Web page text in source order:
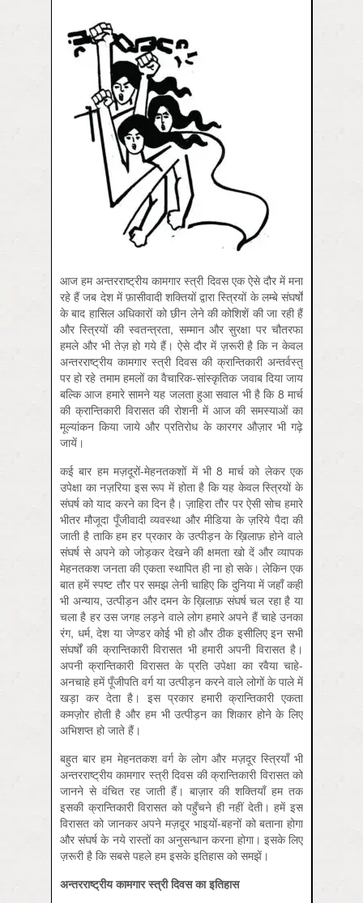
आज हम अन्तरराष्ट्रीय कामगार स्त्री दिवस एक ऐसे दौर में मना
रहे हैं जब देश में फ़ासीवादी शक्तियों द्वारा स्त्रियों के लम्बे संघर्षों
के बाद हासिल अधिकारों को छीन लेने की कोशिशें की जा रही हैं
और स्त्रियों की स्वतन्त्रता, सम्मान और सुरक्षा पर चौतरफा
हमले और भी तेज़ हो गये हैं। ऐसे दौर में ज़रूरी है कि न केवल
अन्तरराष्ट्रीय कामगार स्त्री दिवस की क्रान्तिकारी अन्तर्वस्तु
पर हो रहे तमाम हमलों का वैचारिक-सांस्कृतिक जवाब दिया जाय
बल्कि आज हमारे सामने यह जलता हुआ सवाल भी है कि 8 मार्च
की क्रान्तिकारी विरासत की रोशनी में आज की समस्याओं का
मूल्यांकन किया जाये और प्रतिरोध के कारगर औज़ार भी गढ़े
जायें।
कई बार हम मज़दूरों-मेहनतकशों में भी 8 मार्च को लेकर एक
उपेक्षा का नज़रिया इस रूप में होता है कि यह केवल स्त्रियों के
संघर्ष को याद करने का दिन है। ज़ाहिरा तौर पर ऐसी सोच हमारे
भीतर मौजूदा पूँजीवादी व्यवस्था और मीडिया के ज़रिये पैदा की
जाती है ताकि हम हर प्रकार के उत्पीड़न के ख़िलाफ़ होने वाले
संघर्ष से अपने को जोड़कर देखने की क्षमता खो दें और व्यापक
मेहनतकश जनता की एकता स्थापित ही ना हो सके। लेकिन एक
बात हमें स्पष्ट तौर पर समझ लेनी चाहिए कि दुनिया में जहाँ कहीं
भी अन्याय, उत्पीड़न और दमन के ख़िलाफ़ संघर्ष चल रहा है या
चला है हर उस जगह लड़ने वाले लोग हमारे अपने हैं चाहे उनका
रंग, धर्म, देश या जेण्डर कोई भी हो और ठीक इसीलिए इन सभी
संघर्षों की क्रान्तिकारी विरासत भी हमारी अपनी विरासत है।
अपनी क्रान्तिकारी विरासत के प्रति उपेक्षा का रवैया चाहे-
अनचाहे हमें पूँजीपति वर्ग या उत्पीड़न करने वाले लोगों के पाले में
खड़ा कर देता है। इस प्रकार हमारी क्रान्तिकारी एकता
कमज़ोर होती है और हम भी उत्पीड़न का शिकार होने के लिए
अभिशप्त हो जाते हैं।
बहुत बार हम मेहनतकश वर्ग के लोग और मज़दूर स्त्रियाँ भी
अन्तरराष्ट्रीय कामगार स्त्री दिवस की क्रान्तिकारी विरासत को
जानने से वंचित रह जाती हैं। बाज़ार की शक्तियाँ हम तक
इसकी क्रान्तिकारी विरासत को पहुँचने ही नहीं देती। हमें इस
विरासत को जानकर अपने मज़दूर भाइयों-बहनों को बताना होगा
और संघर्ष के नये रास्तों का अनुसन्धान करना होगा। इसके लिए
ज़रूरी है कि सबसे पहले हम इसके इतिहास को समझें।
अन्तरराष्ट्रीयकामगारस्त्रीदिवसकाइतिहास